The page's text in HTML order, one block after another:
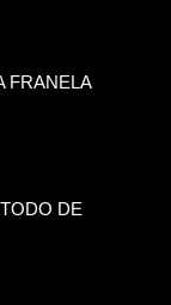
FRANELA
DE